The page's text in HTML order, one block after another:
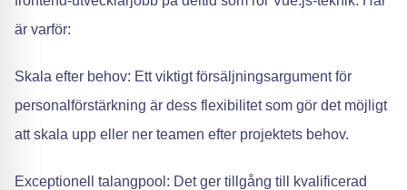
är varför:
Skala efter behov: Ett viktigt försäljningsargument för
personalförstärkning är dess flexibilitet som gör det möjligt
att skala upp eller ner teamen efter projektets behov.
Exceptionell talangpool: Det ger tillgång till kvalificerad